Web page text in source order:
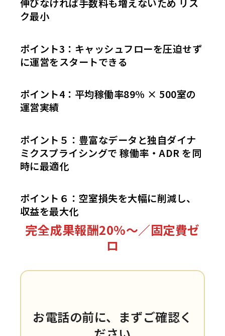
伸びなければ手数料も増えないため リス
ク最小
ポイント3：キャッシュフローを圧迫せず
に運営をスタートできる
ポイント4：平均稼働率89% × 500室の
運営実績
ポイント５：豊富なデータと独自ダイナ
ミクスプライシングで 稼働率・ADR を同
時に最適化
ポイント６：空室損失を大幅に削減し、
収益を最大化
完全成果報酬20%〜／固定費ゼ
ロ
お電話の前に、まずご確認く